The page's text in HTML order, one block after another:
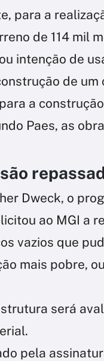
para a
de 114 mil
intenção de
de um
a
Paes, as
Dweck, o
ao MGI a
vazios que
mais pobre,
será
pela